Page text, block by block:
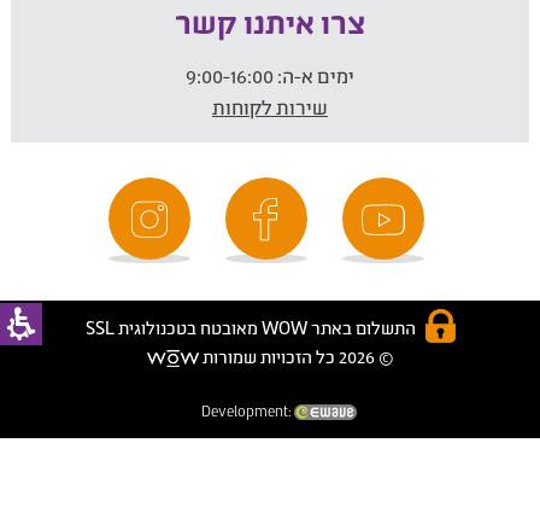
צרו איתנו קשר
ימים א-ה:
שירות לקוחות
התשלום באתר WOW מאובטח בטכנולוגית SSL
© 2026 כל הזכויות שמורות
Development: